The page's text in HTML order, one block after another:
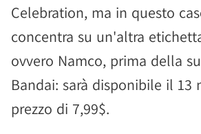
Celebration, ma in questo
concentra su un'altra
ovvero Namco, prima della
Bandai: sarà disponibile il 13
prezzo di 7,99$.